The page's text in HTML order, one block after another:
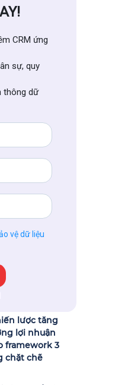
CRM ứng
sự, quy
thông dữ
vệ dữ liệu
lược tăng
lợi nhuận
framework 3
chặt chẽ